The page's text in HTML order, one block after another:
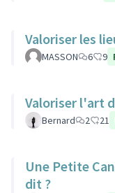
Valoriser les
MASSON 6 9
Valoriser l'art
Bernard 2 21
Une Petite
dit ?